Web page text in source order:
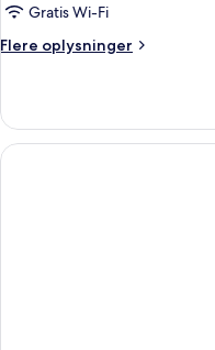
Gratis Wi-Fi
Flere oplysninger
Flere